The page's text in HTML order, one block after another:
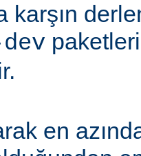
karşın
en